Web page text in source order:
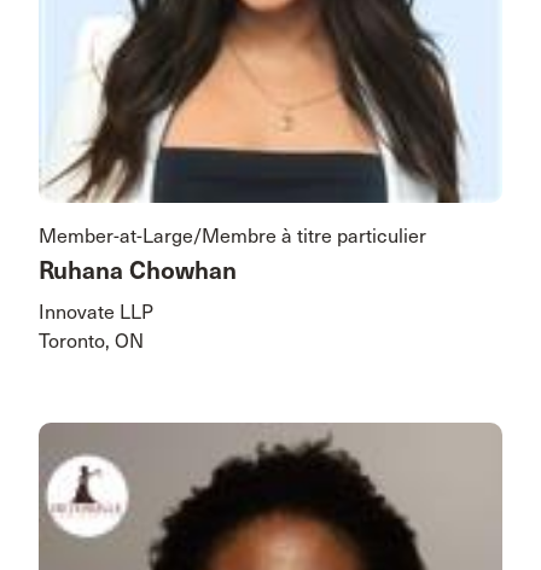
Member-at-Large/Membre à titre particulier
Ruhana Chowhan
Innovate LLP
Toronto, ON